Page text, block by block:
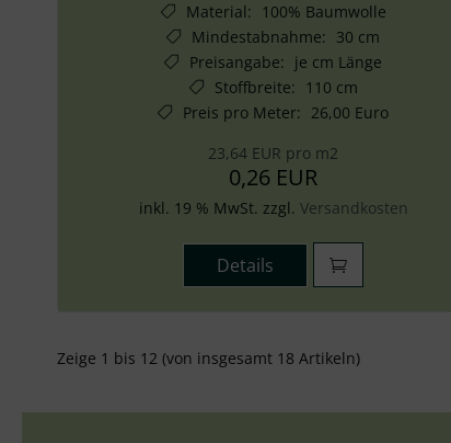
Material: 100% Baumwolle
Mindestabnahme: 30 cm
Preisangabe: je cm Länge
Stoffbreite: 110 cm
Preis pro Meter: 26,00 Euro
23,64 EUR pro m2
0,26 EUR
inkl. 19 % MwSt. zzgl. Versandkosten
Details
Zeige 1 bis 12 (von insgesamt 18 Artikeln)